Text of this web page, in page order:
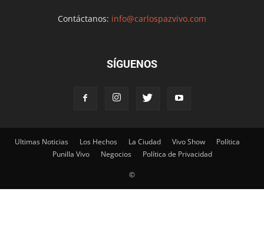
Contáctanos: info@carlospazvivo.com
SÍGUENOS
Ultimas Noticias Los Hechos La Ciudad Vivo Show
Política
Punilla Vivo
Negocios Política de Privacidad
©